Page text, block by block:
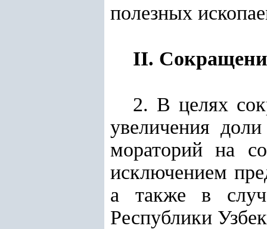
полезных
II.
2. В целях
увеличения
мораторий на
исключением
а также в
Республики